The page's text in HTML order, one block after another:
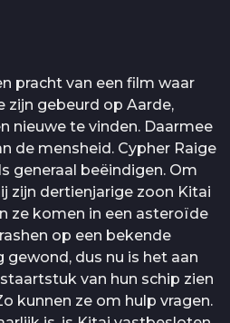
pracht van een film waar
zijn gebeurd op Aarde,
nieuwe te vinden. Daarmee
de mensheid. Cypher Raige
generaal beëindigen. Om
zijn dertienjarige zoon Kitai
ze komen in een asteroïde
op een bekende
dus nu is het aan
van hun schip zien
kunnen ze om hulp vragen.